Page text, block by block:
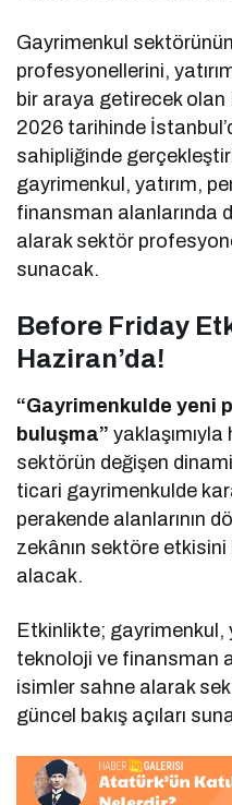
Gayrimenkul
profesyonellerini,
bir araya getirecek
2026 tarihinde
sahipliğinde
gayrimenkul, yatırım,
finansman alanlarında
alarak sektör
sunacak.
Before Friday
Haziran’da!
“Gayrimenkulde yeni
buluşma”
sektörün değişen
ticari gayrimenkulde
perakende alanlarının
zekânın sektöre
alacak.
Etkinlikte; gayrimenkul,
teknoloji ve finansman
isimler sahne alarak
güncel bakış açıları